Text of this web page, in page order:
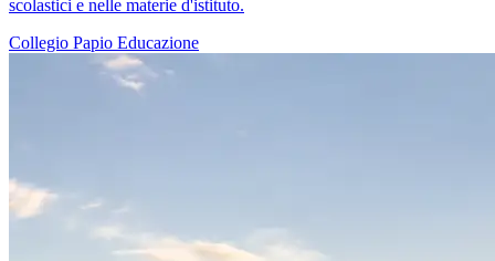
scolastici e nelle materie d'istituto.
Collegio Papio Educazione